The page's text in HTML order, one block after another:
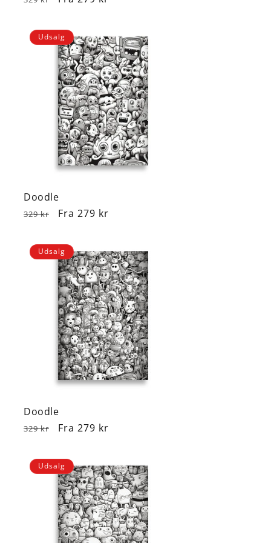
Udsalg
Doodle
Normalpris
329 kr Udsalgspris
Fra 279 kr
Udsalg
Doodle
Normalpris
329 kr Udsalgspris
Fra 279 kr
Udsalg